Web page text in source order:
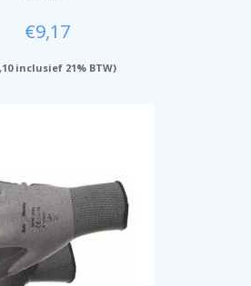
€9,17
inclusief 21% BTW)